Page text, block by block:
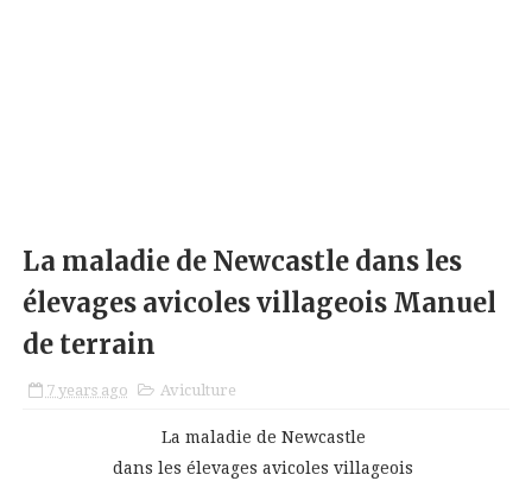
La maladie de Newcastle dans les
élevages avicoles villageois Manuel
de terrain
7 years ago Aviculture
La maladie de Newcastle
dans les élevages avicoles villageois